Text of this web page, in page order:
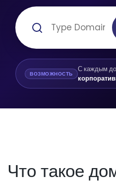
ВОЗМОЖНОСТЬ С каждым
Что такое